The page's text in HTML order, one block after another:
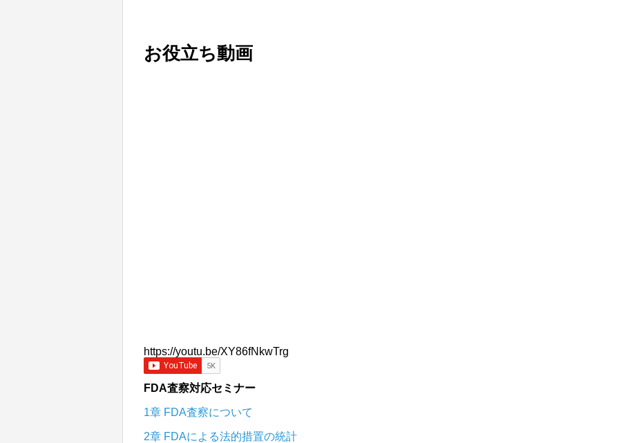
お役立ち動画
https://youtu.be/XY86fNkwTrg
FDA査察対応セミナー
1章 FDA査察について
2章 FDAによる法的措置の統計